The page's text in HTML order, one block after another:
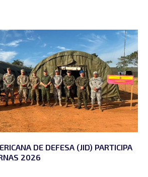
DE DEFESA (JID) PARTICIPA
2026